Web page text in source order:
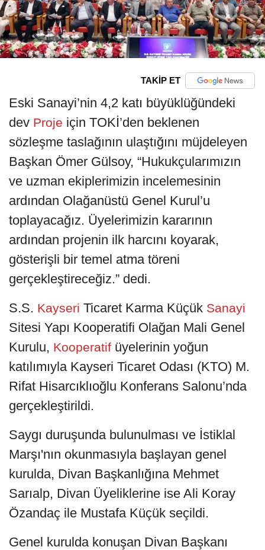
TAKİP ET
Eski Sanayi’nin 4,2 katı büyüklüğündeki
dev Proje için TOKİ’den beklenen
sözleşme taslağının ulaştığını müjdeleyen
Başkan Ömer Gülsoy, “Hukukçularımızın
ve uzman ekiplerimizin incelemesinin
ardından Olağanüstü Genel Kurul’u
toplayacağız. Üyelerimizin kararının
ardından projenin ilk harcını koyarak,
gösterişli bir temel atma töreni
gerçekleştireceğiz.” dedi.
S.S. Kayseri Ticaret Karma Küçük Sanayi
Sitesi Yapı Kooperatifi Olağan Mali Genel
Kurulu, Kooperatif üyelerinin yoğun
katılımıyla Kayseri Ticaret Odası (KTO) M.
Rifat Hisarcıklıoğlu Konferans Salonu’nda
gerçekleştirildi.
Saygı duruşunda bulunulması ve İstiklal
Marşı'nın okunmasıyla başlayan genel
kurulda, Divan Başkanlığına Mehmet
Sarıalp, Divan Üyeliklerine ise Ali Koray
Özandaç ile Mustafa Küçük seçildi.
Genel kurulda konuşan Divan Başkanı